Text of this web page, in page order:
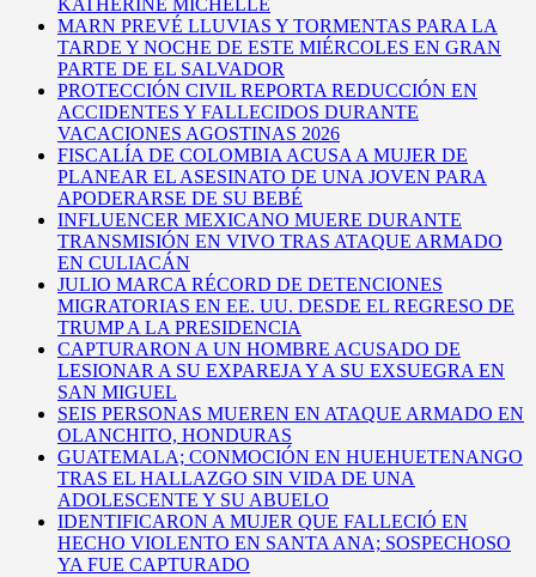
KATHERINE MICHELLE
MARN PREVÉ LLUVIAS Y TORMENTAS PARA LA
TARDE Y NOCHE DE ESTE MIÉRCOLES EN GRAN
PARTE DE EL SALVADOR
PROTECCIÓN CIVIL REPORTA REDUCCIÓN EN
ACCIDENTES Y FALLECIDOS DURANTE
VACACIONES AGOSTINAS 2026
FISCALÍA DE COLOMBIA ACUSA A MUJER DE
PLANEAR EL ASESINATO DE UNA JOVEN PARA
APODERARSE DE SU BEBÉ
INFLUENCER MEXICANO MUERE DURANTE
TRANSMISIÓN EN VIVO TRAS ATAQUE ARMADO
EN CULIACÁN
JULIO MARCA RÉCORD DE DETENCIONES
MIGRATORIAS EN EE. UU. DESDE EL REGRESO DE
TRUMP A LA PRESIDENCIA
CAPTURARON A UN HOMBRE ACUSADO DE
LESIONAR A SU EXPAREJA Y A SU EXSUEGRA EN
SAN MIGUEL
SEIS PERSONAS MUEREN EN ATAQUE ARMADO EN
OLANCHITO, HONDURAS
GUATEMALA; CONMOCIÓN EN HUEHUETENANGO
TRAS EL HALLAZGO SIN VIDA DE UNA
ADOLESCENTE Y SU ABUELO
IDENTIFICARON A MUJER QUE FALLECIÓ EN
HECHO VIOLENTO EN SANTA ANA; SOSPECHOSO
YA FUE CAPTURADO